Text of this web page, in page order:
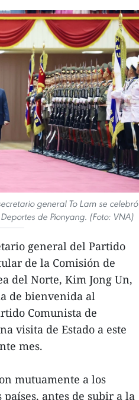
general To Lam se celebró
de Pionyang. (Foto: VNA)
general del Partido
de la Comisión de
del Norte, Kim Jong Un,
de bienvenida al
Comunista de
visita de Estado a este
mes.
mutuamente a los
antes de subir a la